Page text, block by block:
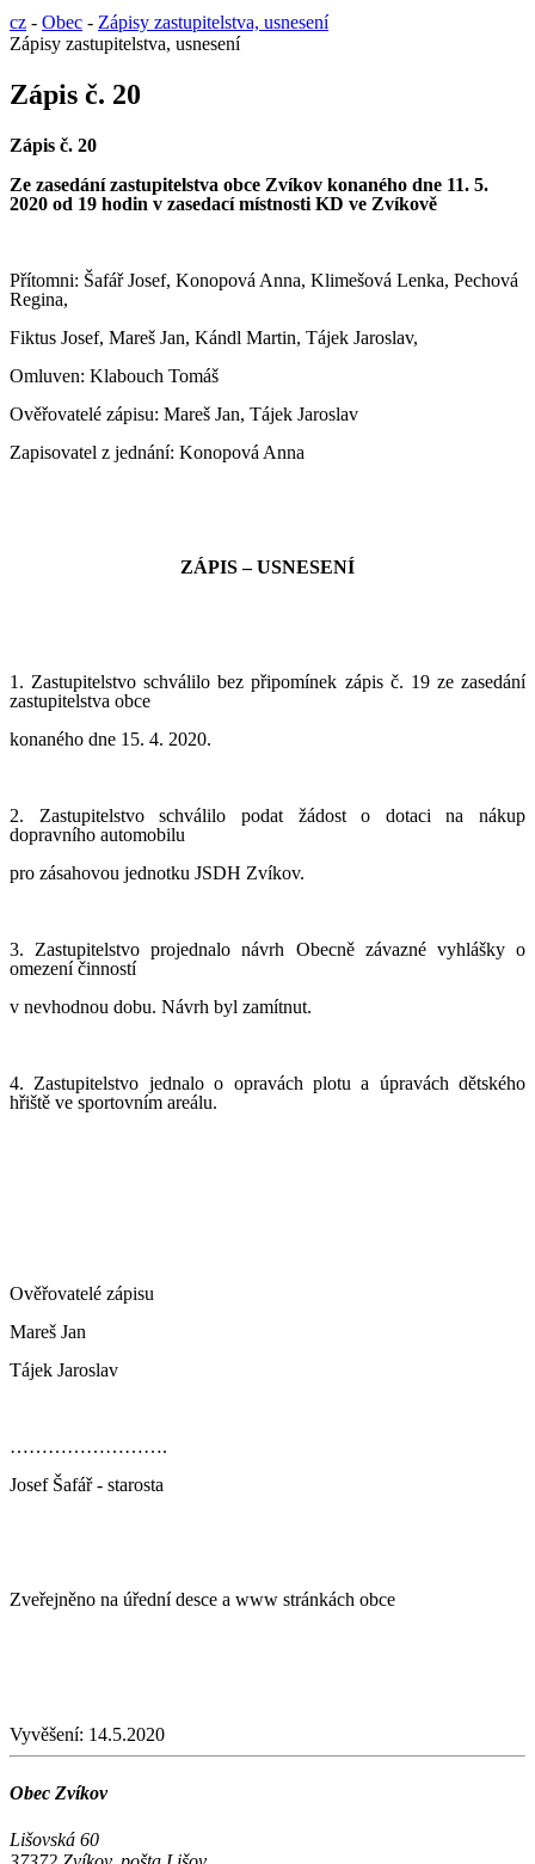
cz - Obec - Zápisy zastupitelstva, usnesení
Zápisy zastupitelstva, usnesení
Zápis č. 20
Zápis č. 20
Ze zasedání zastupitelstva obce Zvíkov konaného dne 11. 5.
2020 od 19 hodin v zasedací místnosti KD ve Zvíkově
Přítomni: Šafář Josef, Konopová Anna, Klimešová Lenka, Pechová
Regina,
Fiktus Josef, Mareš Jan, Kándl Martin, Tájek Jaroslav,
Omluven: Klabouch Tomáš
Ověřovatelé zápisu: Mareš Jan, Tájek Jaroslav
Zapisovatel z jednání: Konopová Anna
ZÁPIS – USNESENÍ
1. Zastupitelstvo schválilo bez připomínek zápis č. 19 ze zasedání
zastupitelstva obce
konaného dne 15. 4. 2020.
2. Zastupitelstvo schválilo podat žádost o dotaci na nákup
dopravního automobilu
pro zásahovou jednotku JSDH Zvíkov.
3. Zastupitelstvo projednalo návrh Obecně závazné vyhlášky o
omezení činností
v nevhodnou dobu. Návrh byl zamítnut.
4. Zastupitelstvo jednalo o opravách plotu a úpravách dětského
hřiště ve sportovním areálu.
Ověřovatelé zápisu
Mareš Jan
Tájek Jaroslav
…………………….
Josef Šafář - starosta
Zveřejněno na úřední desce a www stránkách obce
Vyvěšení: 14.5.2020
Obec Zvíkov
Lišovská 60